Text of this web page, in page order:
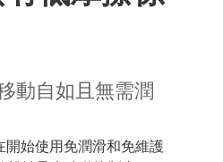
動自如且無需潤
開始使用免潤滑和免維護